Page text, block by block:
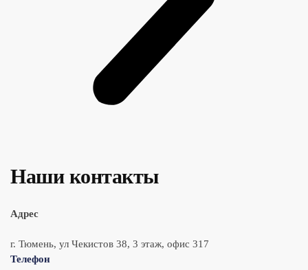
Наши контакты
Адрес
г. Тюмень, ул Чекистов 38, 3 этаж, офис 317
Телефон